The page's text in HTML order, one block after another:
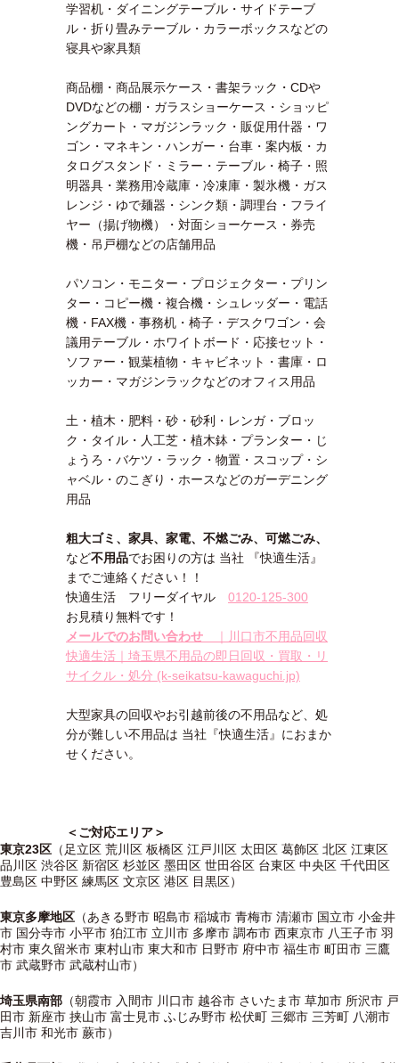
学習机・ダイニングテーブル・サイドテーブ
ル・折り畳みテーブル・カラーボックスなどの
寝具や家具類
商品棚・商品展示ケース・書架ラック・CDや
DVDなどの棚・ガラスショーケース・ショッピ
ングカート・マガジンラック・販促用什器・ワ
ゴン・マネキン・ハンガー・台車・案内板・カ
タログスタンド・ミラー・テーブル・椅子・照
明器具・業務用冷蔵庫・冷凍庫・製氷機・ガス
レンジ・ゆで麺器・シンク類・調理台・フライ
ヤー（揚げ物機）・対面ショーケース・券売
機・吊戸棚などの店舗用品
パソコン・モニター・プロジェクター・プリン
ター・コピー機・複合機・シュレッダー・電話
機・FAX機・事務机・椅子・デスクワゴン・会
議用テーブル・ホワイトボード・応接セット・
ソファー・観葉植物・キャビネット・書庫・ロ
ッカー・マガジンラックなどのオフィス用品
土・植木・肥料・砂・砂利・レンガ・ブロッ
ク・タイル・人工芝・植木鉢・プランター・じ
ょうろ・バケツ・ラック・物置・スコップ・シ
ャベル・のこぎり・ホースなどのガーデニング
用品
粗大ゴミ、家具、家電、不燃ごみ、可燃ごみ、
など不用品でお困りの方は 当社 『快適生活』
までご連絡ください！！
快適生活 フリーダイヤル 0120-125-300
お見積り無料です！
メールでのお問い合わせ
｜川口市不用品回収
快適生活｜埼玉県不用品の即日回収・買取・リ
サイクル・処分 (k-seikatsu-kawaguchi.jp)
大型家具の回収やお引越前後の不用品など、処
分が難しい不用品は 当社『快適生活』におまか
せください。
＜ご対応エリア＞
東京23区 （足立区 荒川区 板橋区 江戸川区 太田区 葛飾区 北区 江東区
品川区 渋谷区 新宿区 杉並区 墨田区 世田谷区 台東区 中央区 千代田区
豊島区 中野区 練馬区 文京区 港区 目黒区）
東京多摩地区 （あきる野市 昭島市 稲城市 青梅市 清瀬市 国立市 小金井
市 国分寺市 小平市 狛江市 立川市 多摩市 調布市 西東京市 八王子市 羽
村市 東久留米市 東村山市 東大和市 日野市 府中市 福生市 町田市 三鷹
市 武蔵野市 武蔵村山市）
埼玉県南部 （朝霞市 入間市 川口市 越谷市 さいたま市 草加市 所沢市 戸
田市 新座市 挟山市 富士見市 ふじみ野市 松伏町 三郷市 三芳町 八潮市
吉川市 和光市 蕨市）